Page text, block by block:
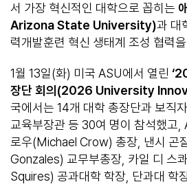
서 가장 혁신적인 대학으로 꼽히는
Arizona State University)과 대
력개발훈련 혁신 생태계 조성 협력
1월 13일(화) 미국 ASU에서 열린
장단 회의 (2026 University
국에서는 14개 대학 총장단과 보직
교육부장관 등 30여 명이 참석했고,
로우(Michael Crow) 총장, 낸시 곤
Gonzales) 교무부총장, 카일 디 스
Squires) 공과대학 학장, 단과대 학